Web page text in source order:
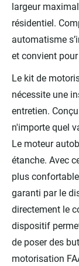
largeur
résidentiel.
automatisme
et convient
Le kit de
nécessite une
entretien.
n'importe quel
Le moteur
étanche. Avec
plus
garanti par le
directement le
dispositif
de poser des
motorisation